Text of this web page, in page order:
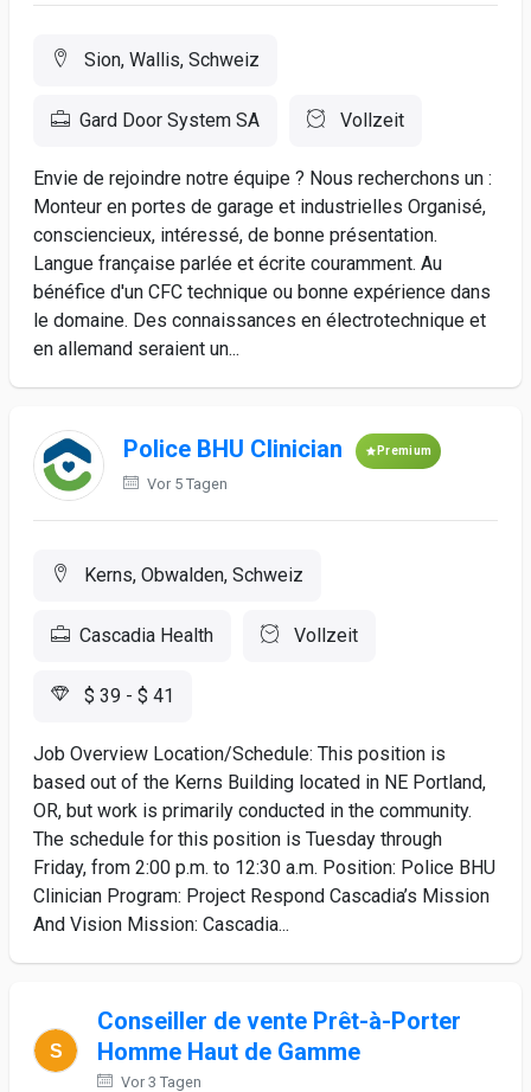
Sion, Wallis, Schweiz
Gard Door System SA Vollzeit
Envie de rejoindre notre équipe ? Nous recherchons un :
Monteur en portes de garage et industrielles Organisé,
consciencieux, intéressé, de bonne présentation.
Langue française parlée et écrite couramment. Au
bénéfice d'un CFC technique ou bonne expérience dans
le domaine. Des connaissances en électrotechnique et
en allemand seraient un...
Police BHU Clinician Premium
Vor 5 Tagen
Kerns, Obwalden, Schweiz
Cascadia Health Vollzeit
$ 39 - $ 41
Job Overview Location/Schedule: This position is
based out of the Kerns Building located in NE Portland,
OR, but work is primarily conducted in the community.
The schedule for this position is Tuesday through
Friday, from 2:00 p.m. to 12:30 a.m. Position: Police BHU
Clinician Program: Project Respond Cascadia’s Mission
And Vision Mission: Cascadia...
Conseiller de vente Prêt-à-Porter
Homme Haut de Gamme
Vor 3 Tagen